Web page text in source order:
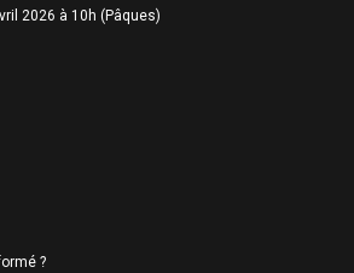
2026 à 10h (Pâques)
?